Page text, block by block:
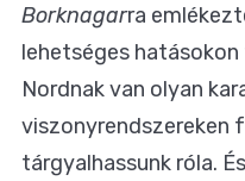
Borknagarra
lehetséges
Nordnak van olyan
viszonyrendszereken
tárgyalhassunk róla.